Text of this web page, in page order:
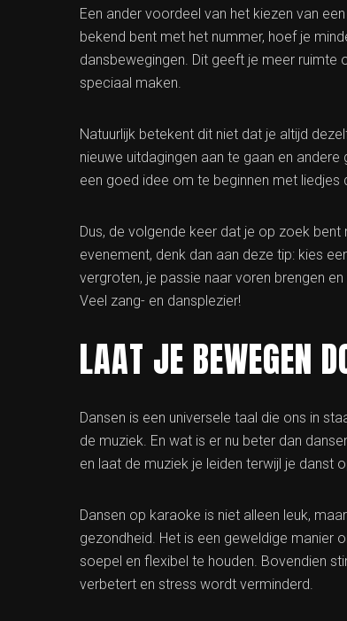
Een ander voordeel van het kiezen van
bekend bent met het nummer, hoef je
dansbewegingen. Dit geeft je meer
speciaal maken.
Natuurlijk betekent dit niet dat je altijd
nieuwe uitdagingen aan te gaan en
een goed idee om te beginnen met liedjes
Dus, de volgende keer dat je op zoek
evenement, denk dan aan deze tip: kies
vergroten, je passie naar voren brengen
Veel zang- en dansplezier!
LAAT JE BEWEGEN
Dansen is een universele taal die ons in
de muziek. En wat is er nu beter dan
en laat de muziek je leiden terwijl je danst
Dansen op karaoke is niet alleen leuk,
gezondheid. Het is een geweldige manier
soepel en flexibel te houden. Bovendien
verbetert en stress wordt verminderd.